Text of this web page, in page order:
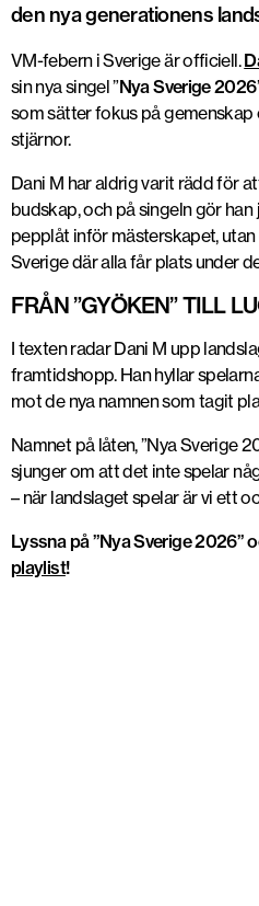
den nya generationens
VM-febern i Sverige är officiell.
sin nya singel ”Nya Sverige 2026
som sätter fokus på gemenskap
stjärnor.
Dani M har aldrig varit rädd för
budskap, och på singeln gör
pepplåt inför mästerskapet,
Sverige där alla får plats under
FRÅN ”GYÖKEN” TILL
I texten radar Dani M upp
framtidshopp. Han hyllar
mot de nya namnen som tagit
Namnet på låten, ”Nya Sverige
sjunger om att det inte spelar
– när landslaget spelar är vi ett
Lyssna på ”Nya Sverige 2026”
playlist!